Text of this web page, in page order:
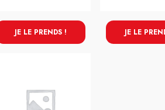
JE LE PRENDS ! JE LE